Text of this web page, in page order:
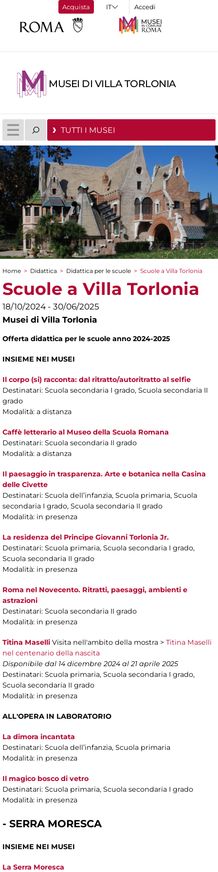
Acquista Accedi
MUSEI DI VILLA TORLONIA
TUTTI I MUSEI
Tu sei qui
Home > Didattica > Didattica per le scuole > Scuole a Villa Torlonia
Scuole a Villa Torlonia
18/10/2024 - 30/06/2025
Musei di Villa Torlonia
Offerta didattica per le scuole anno 2024-2025
INSIEME NEI MUSEI
Il corpo (si) racconta: dal ritratto/autoritratto al selfie
Destinatari: Scuola secondaria I grado, Scuola secondaria II
grado
Modalità: a distanza
Caffè letterario al Museo della Scuola Romana
Destinatari: Scuola secondaria II grado
Modalità: a distanza
Il paesaggio in trasparenza. Arte e botanica nella Casina
delle Civette
Destinatari: Scuola dell’infanzia, Scuola primaria, Scuola
secondaria I grado, Scuola secondaria II grado
Modalità: in presenza
La residenza del Principe Giovanni Torlonia Jr.
Destinatari: Scuola primaria, Scuola secondaria I grado,
Scuola secondaria II grado
Modalità: in presenza
Roma nel Novecento. Ritratti, paesaggi, ambienti e
astrazioni
Destinatari: Scuola secondaria II grado
Modalità: in presenza
Titina Maselli Visita nell'ambito della mostra > Titina Maselli
nel centenario della nascita
Disponibile dal 14 dicembre 2024 al 21 aprile 2025
Destinatari: Scuola primaria, Scuola secondaria I grado,
Scuola secondaria II grado
Modalità: in presenza
ALL'OPERA IN LABORATORIO
La dimora incantata
Destinatari: Scuola dell’infanzia, Scuola primaria
Modalità: in presenza
Il magico bosco di vetro
Destinatari: Scuola primaria, Scuola secondaria I grado
Modalità: in presenza
- SERRA MORESCA
INSIEME NEI MUSEI
La Serra Moresca